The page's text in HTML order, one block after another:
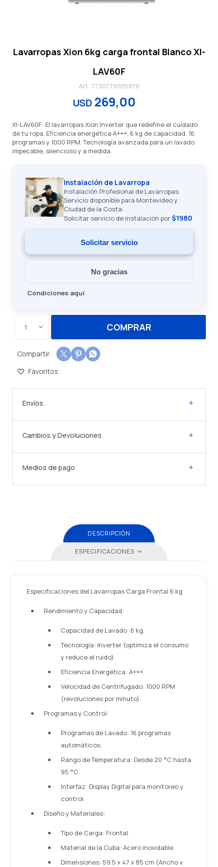
Lavarropas Xion 6kg carga frontal Blanco XI-
LAV60F
7730779005878
USD 269,00
XI-LAV60F: El lavarropas Xion Inverter que redefine el cuidado
de tu ropa. Eficiencia energética A+++, 6 kg de capacidad, 16
programas y 1000 RPM. Tecnología avanzada para un lavado
impecable, silencioso y a medida.
Instalación de Lavarropa
Instalación Profesional de Lavarropas.
Servicio disponible para Montevideo y
Ciudad de la Costa.
Solicitar servicio de instalación por$1980
Solicitar servicio
No gracias
Condiciones aquí
1 COMPRAR
  
Envíos
Cambios y Devoluciones
Medios de pago
DESCRIPCIÓN
ESPECIFICACIONES
Especificaciones del Lavarropas Carga Frontal 6 kg
Rendimiento y Capacidad:
Capacidad de Lavado: 6 kg.
Tecnología: Inverter (optimiza el consumo
y reduce el ruido).
Eficiencia Energética: A+++.
Velocidad de Centrifugado: 1000 RPM
(revoluciones por minuto).
Programas y Control:
Programas de Lavado: 16 programas
automáticos.
Rango de Temperatura: Desde 20 °C hasta
95 °C.
Interfaz: Display Digital para monitoreo y
control.
Diseño y Materiales:
Tipo de Carga: Frontal.
Material de la Cuba: Acero inoxidable.
Dimensiones: 59.5 x 47 x 85 cm (Ancho x